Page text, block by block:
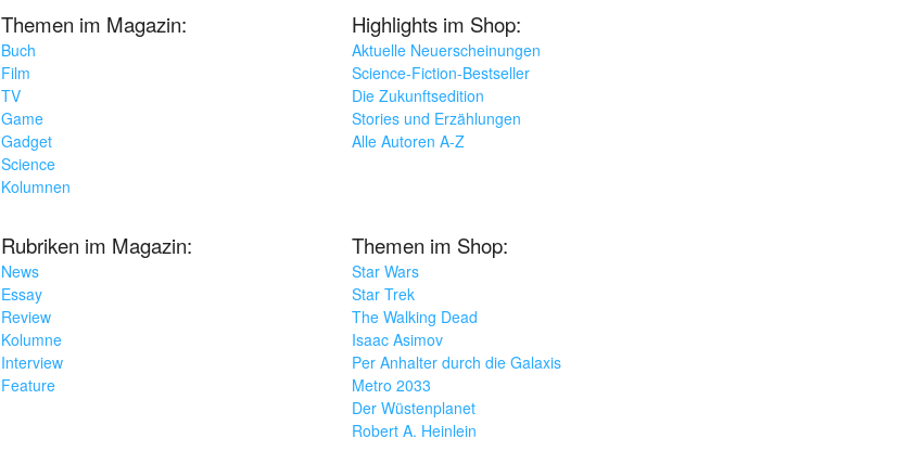
Themen im Magazin:
Buch
Film
TV
Game
Gadget
Science
Kolumnen
Highlights im Shop:
Aktuelle Neuerscheinungen
Science-Fiction-Bestseller
Die Zukunftsedition
Stories und Erzählungen
Alle Autoren A-Z
Rubriken im Magazin:
News
Essay
Review
Kolumne
Interview
Feature
Themen im Shop:
Star Wars
Star Trek
The Walking Dead
Isaac Asimov
Per Anhalter durch die Galaxis
Metro 2033
Der Wüstenplanet
Robert A. Heinlein